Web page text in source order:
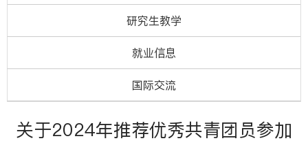
研究生教学
就业信息
国际交流
关于2024年推荐优秀共青团员参加